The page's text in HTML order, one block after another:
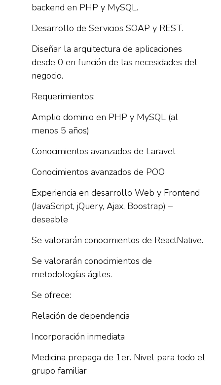
backend en PHP y MySQL.
Desarrollo de Servicios SOAP y REST.
Diseñar la arquitectura de aplicaciones
desde 0 en función de las necesidades del
negocio.
Requerimientos:
Amplio dominio en PHP y MySQL (al
menos 5 años)
Conocimientos avanzados de Laravel
Conocimientos avanzados de POO
Experiencia en desarrollo Web y Frontend
(JavaScript, jQuery, Ajax, Boostrap) –
deseable
Se valorarán conocimientos de ReactNative.
Se valorarán conocimientos de
metodologías ágiles.
Se ofrece:
Relación de dependencia
Incorporación inmediata
Medicina prepaga de 1er. Nivel para todo el
grupo familiar